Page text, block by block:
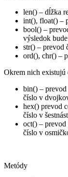
len() – dĺžka
int(), float() –
bool() –
výsledok bude
str() – prevod
ord(), chr() –
Okrem nich existujú
bin() –
číslo v
hex() prevod
číslo v
oct() – prevod
číslo v
Metódy